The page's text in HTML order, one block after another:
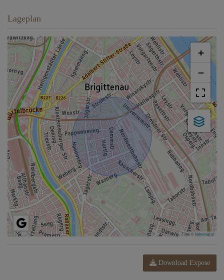
Lageplan
+
−
Tiles ©basemap.at
Download Expose